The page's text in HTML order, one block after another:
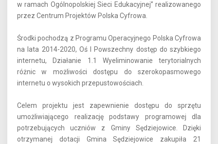
w ramach Ogólnopolskiej Sieci Edukacyjnej” realizowanego
przez Centrum Projektów Polska Cyfrowa.
Środki pochodzą z Programu Operacyjnego Polska Cyfrowa
na lata 2014-2020, Oś I Powszechny dostęp do szybkiego
internetu, Działanie 1.1 Wyeliminowanie terytorialnych
różnic w możliwości dostępu do szerokopasmowego
internetu o wysokich przepustowościach.
Celem projektu jest zapewnienie dostępu do sprzętu
umożliwiającego realizację podstawy programowej dla
potrzebujących uczniów z Gminy Sędziejowice. Dzięki
otrzymanej dotacji Gmina Sędziejowice zakupiła 21